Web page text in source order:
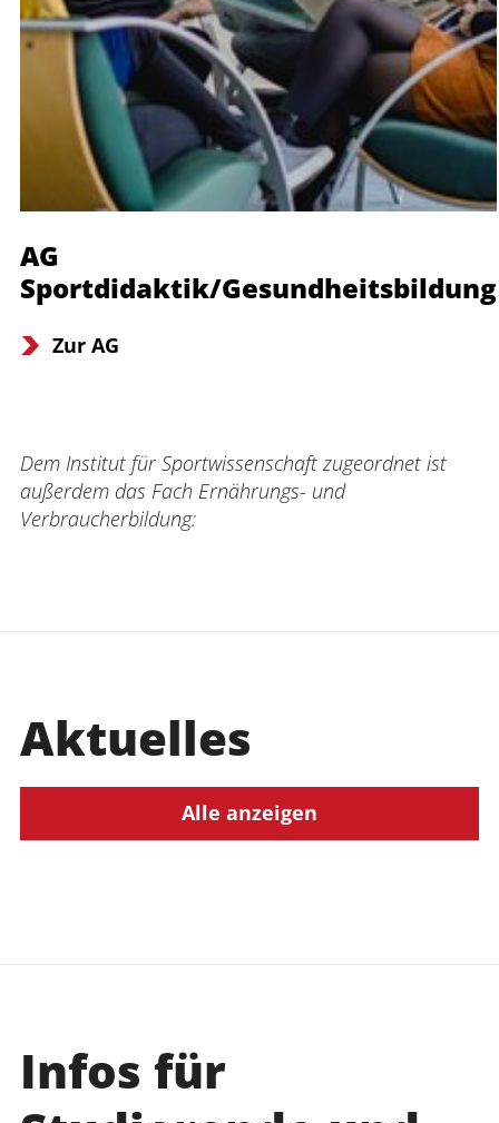
AG
Sportdidaktik/Gesundheitsbildung
Zur AG
Dem Institut für Sportwissenschaft zugeordnet ist
außerdem das Fach Ernährungs- und
Verbraucherbildung:
Aktuelles
Alle anzeigen
Infos für